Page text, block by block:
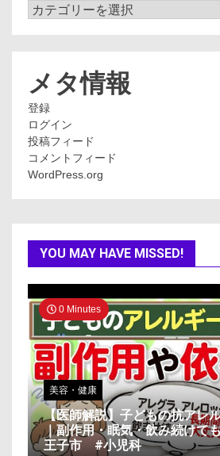
カ
メタ情報
登録
ログイン
投稿フィード
コメントフィード
WordPress.org
YOU MAY HAVE MISSED!
0 Minutes
美容・健康
【医師解説】子どもの抗アレ
｜副作用・眠気・飲み続け
王子市 #小児科